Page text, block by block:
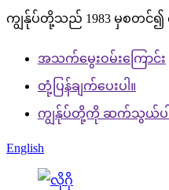
ကျွန်ုပ်တို့သည် 1983 မှစတင်
အသက်မွေးဝမ်းကြောင်း
တုံ့ပြန်ချက်ပေးပါ။
ကျွန်ုပ်တို့ကို ဆက်သွယ်ပါ
English